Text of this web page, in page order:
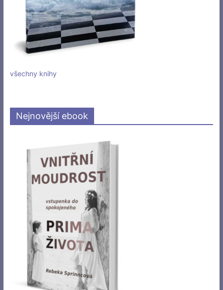
všechny knihy
Nejnovější ebook